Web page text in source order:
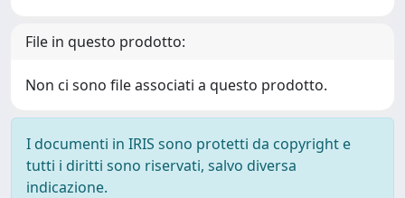
File in questo prodotto:
Non ci sono file associati a questo prodotto.
I documenti in IRIS sono protetti da copyright e
tutti i diritti sono riservati, salvo diversa
indicazione.